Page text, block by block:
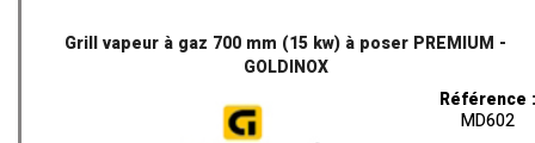
Grill vapeur à gaz 700 mm (15 kw) à poser PREMIUM -
GOLDINOX
Référence :
MD602